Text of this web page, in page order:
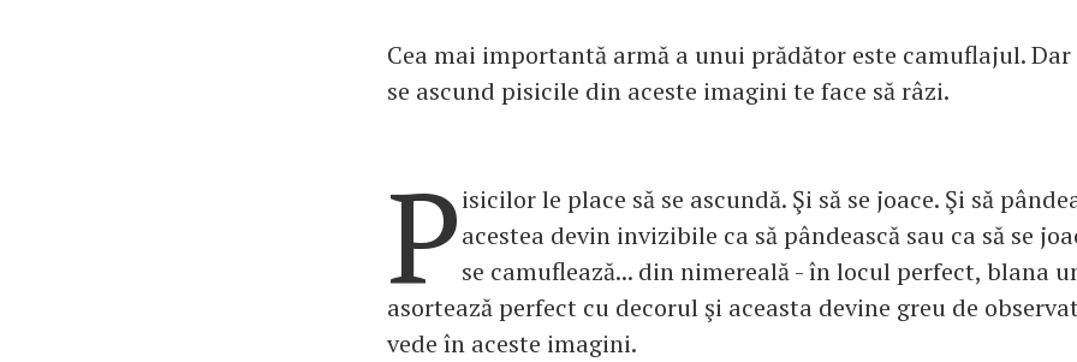
Cea mai importantă armă a unui prădător este camuflajul.
se ascund pisicile din aceste imagini te face să râzi.
Pisicilor le place să se ascundă. Şi să se joace. Şi să
acestea devin invizibile ca să pândească sau ca să se
se camuflează... din nimereală - în locul perfect, blana
asortează perfect cu decorul şi aceasta devine greu de
vede în aceste imagini.